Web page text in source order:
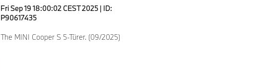
Fri Sep 19 18:00:02 CEST 2025 | ID:
P90617435
The MINI Cooper S 5-Türer. (09/2025)